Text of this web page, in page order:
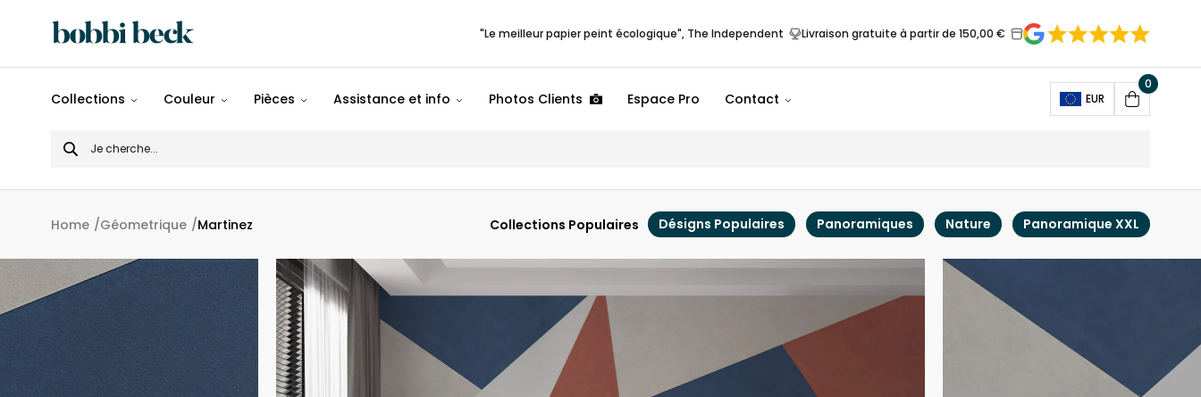
"Le meilleur papier peint écologique", The Independent Livraison gratuite à partir de 150,00 €
Populaires
Panoramiques
Collections Couleur Pièces Assistance et info Photos Clients Espace Pro Contact EUR
Open
Cart
0
Search
for
Home Géometrique Martinez Collections Populaires Désigns Populaires Panoramiques Nature Panoramique XXL